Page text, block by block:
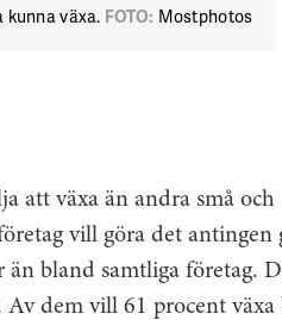
växa. FOTO: Mostphotos
att växa än andra små och
vill göra det antingen
bland samtliga företag.
dem vill 61 procent växa